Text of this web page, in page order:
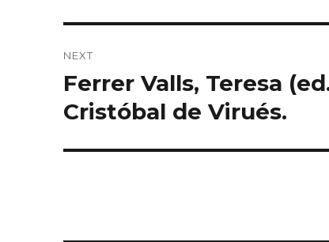
NEXT
Next
post:
Ferrer Valls, Teresa
Cristóbal de Virués.